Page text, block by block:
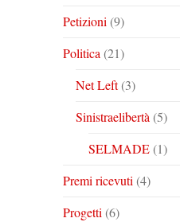
Petizioni (9)
Politica (21)
Net Left(3)
Sinistraelibertà (5)
SELMADE(1)
Premi ricevuti (4)
Progetti (6)